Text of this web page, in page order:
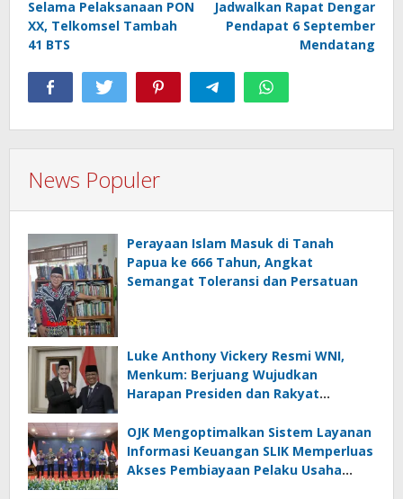
Selama Pelaksanaan PON
XX, Telkomsel Tambah
41 BTS
Jadwalkan Rapat Dengar
Pendapat 6 September
Mendatang
News Populer
Perayaan Islam Masuk di Tanah
Papua ke 666 Tahun, Angkat
Semangat Toleransi dan Persatuan
Luke Anthony Vickery Resmi WNI,
Menkum: Berjuang Wujudkan
Harapan Presiden dan Rakyat
OJK Mengoptimalkan Sistem Layanan
Informasi Keuangan SLIK Memperluas
Akses Pembiayaan Pelaku Usaha